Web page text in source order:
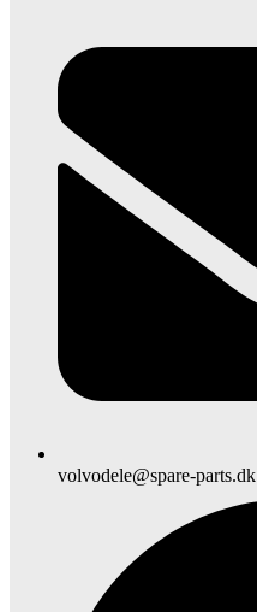
volvodele@spare-parts.dk